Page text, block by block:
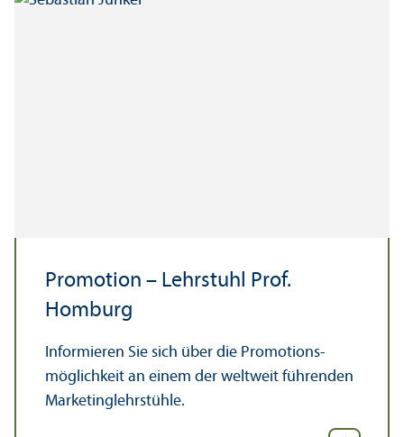
Promotion – Lehr­stuhl Prof.
Homburg
Informieren Sie sich über die Promotions­
möglichkeit an einem der weltweit führenden
Marketinglehr­stühle.